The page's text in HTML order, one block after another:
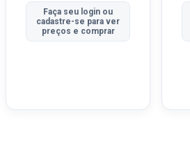
Faça seu login ou
cadastre-se para ver
preços e comprar